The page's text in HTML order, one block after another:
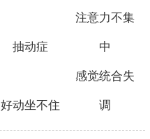
抽动症
注意力不集
中
好动坐不住
感觉统合失
调